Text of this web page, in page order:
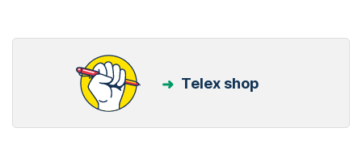
Telex shop